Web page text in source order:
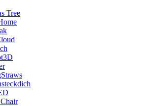
Tree